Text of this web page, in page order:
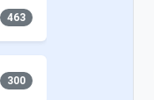
463
300